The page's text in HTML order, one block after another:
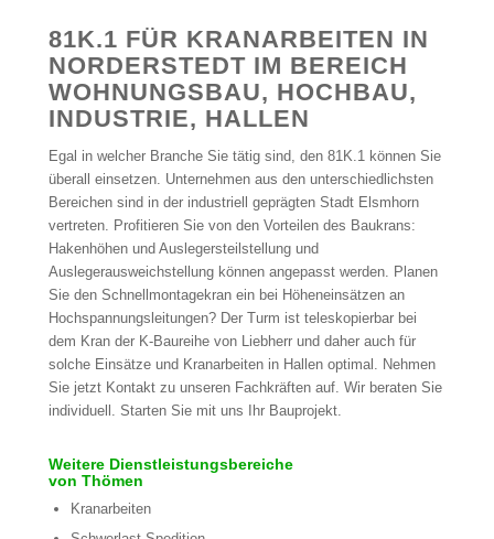
81K.1 FÜR KRANARBEITEN IN
NORDERSTEDT IM BEREICH
WOHNUNGSBAU, HOCHBAU,
INDUSTRIE, HALLEN
Egal in welcher Branche Sie tätig sind, den 81K.1 können Sie
überall einsetzen. Unternehmen aus den unterschiedlichsten
Bereichen sind in der industriell geprägten Stadt Elsmhorn
vertreten. Profitieren Sie von den Vorteilen des Baukrans:
Hakenhöhen und Auslegersteilstellung und
Auslegerausweichstellung können angepasst werden. Planen
Sie den Schnellmontagekran ein bei Höheneinsätzen an
Hochspannungsleitungen? Der Turm ist teleskopierbar bei
dem Kran der K-Baureihe von Liebherr und daher auch für
solche Einsätze und Kranarbeiten in Hallen optimal. Nehmen
Sie jetzt Kontakt zu unseren Fachkräften auf. Wir beraten Sie
individuell. Starten Sie mit uns Ihr Bauprojekt.
Weitere Dienstleistungsbereiche
von Thömen
Kranarbeiten